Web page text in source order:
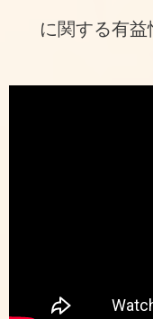
に関する有益